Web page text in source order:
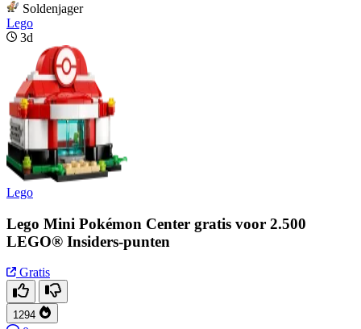
Soldenjager
Lego
3d
Lego
Lego Mini Pokémon Center gratis voor 2.500
LEGO® Insiders-punten
Gratis
1294